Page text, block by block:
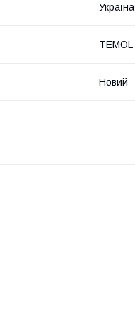
Україна
TEMOL
Новий